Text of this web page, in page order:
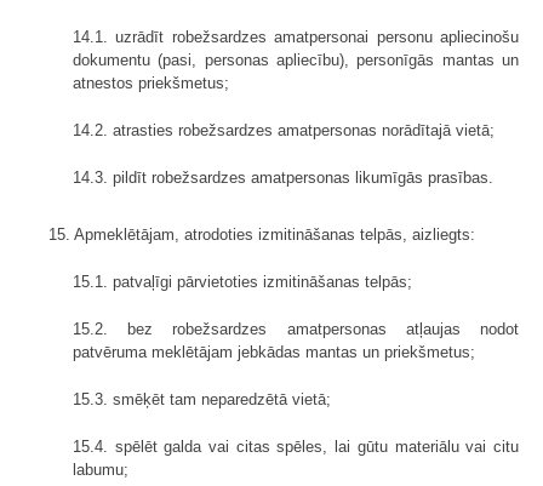
14.1. uzrādīt robežsardzes amatpersonai personu apliecinošu
dokumentu (pasi, personas apliecību), personīgās mantas un
atnestos priekšmetus;
14.2. atrasties robežsardzes amatpersonas norādītajā vietā;
14.3. pildīt robežsardzes amatpersonas likumīgās prasības.
15. Apmeklētājam, atrodoties izmitināšanas telpās, aizliegts:
15.1. patvaļīgi pārvietoties izmitināšanas telpās;
15.2. bez robežsardzes amatpersonas atļaujas nodot
patvēruma meklētājam jebkādas mantas un priekšmetus;
15.3. smēķēt tam neparedzētā vietā;
15.4. spēlēt galda vai citas spēles, lai gūtu materiālu vai citu
labumu;